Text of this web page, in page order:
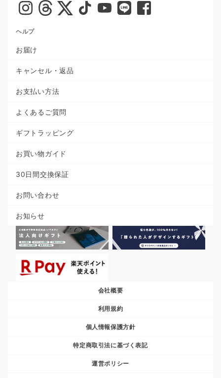
ヘルプ
お届け
キャンセル・返品
お支払い方法
よくあるご質問
ギフトラッピング
お買い物ガイド
30日間交換保証
お問い合わせ
お知らせ
会社概要
利用規約
個人情報保護方針
特定商取引法に基づく表記
運営ポリシー